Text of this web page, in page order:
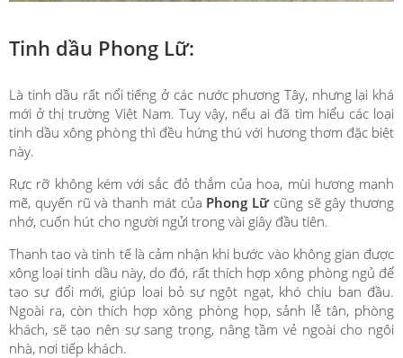
Tinh dầu Phong Lữ:
Là tinh dầu rất nổi tiếng ở các nước phương Tây, nhưng lại khá
mới ở thị trường Việt Nam. Tuy vậy, nếu ai đã tìm hiểu các loại
tinh dầu xông phòng thì đều hứng thú với hương thơm đặc biệt
này.
Rực rỡ không kém với sắc đỏ thắm của hoa, mùi hương mạnh
mẽ, quyến rũ và thanh mát của Phong Lữcũng sẽ gây thương
nhớ, cuốn hút cho người ngửi trong vài giây đầu tiên.
Thanh tao và tinh tế là cảm nhận khi bước vào không gian được
xông loại tinh dầu này, do đó, rất thích hợp xông phòng ngủ để
tạo sự đổi mới, giúp loại bỏ sự ngột ngạt, khó chịu ban đầu.
Ngoài ra, còn thích hợp xông phòng họp, sảnh lễ tân, phòng
khách, sẽ tạo nên sự sang trọng, nâng tầm vẻ ngoài cho ngôi
nhà, nơi tiếp khách.